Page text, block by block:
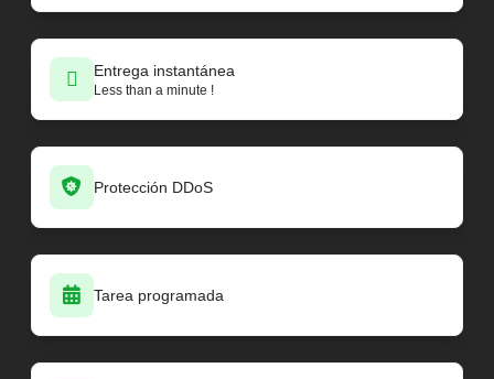
Entrega instantánea
Less than a minute !
Protección DDoS
Tarea programada